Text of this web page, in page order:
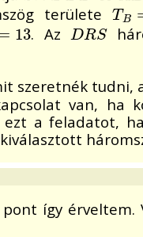
területeTB
TB =
13
13 . AzDRS
DRS
szeretnék tudni,
van, ha
a feladatot,
pont így